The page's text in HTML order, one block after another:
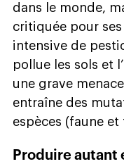
dans le monde,
critiquée pour ses
intensive de
pollue les sols et
une grave
entraîne des
espèces (faune et
Produire autant